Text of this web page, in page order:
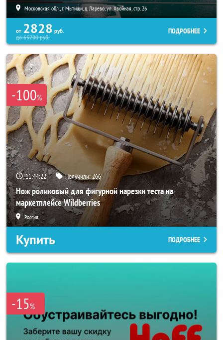
Московская обл., г. Мытищи, д. Ларево, ул. Хвойная, стр. 26
от 2828 руб.
до65700руб.
ПОДРОБНЕЕ
-100%
11:44:20 Получили:266
Нож роликовый для фигурной нарезки теста на
маркетплейсе Wildberries
Россия
Купить ПОДРОБНЕЕ
-15%